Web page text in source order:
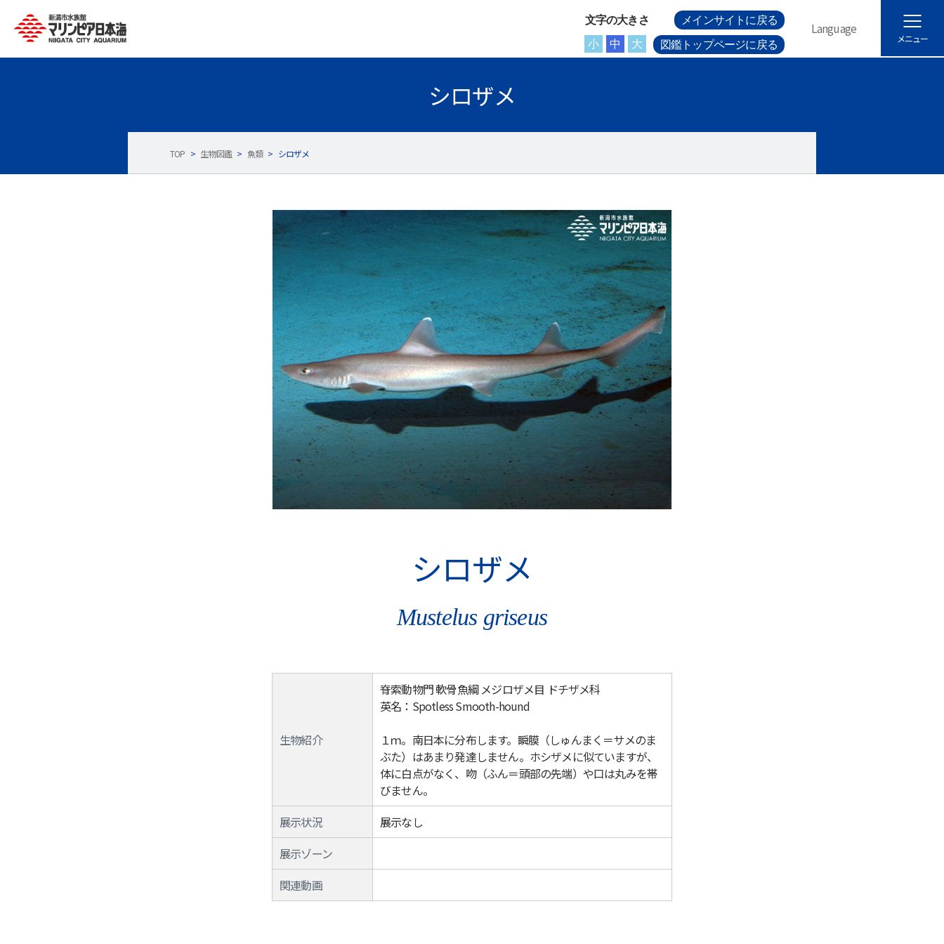
文字の大きさ
小
中 大
メインサイトに戻る
図鑑トップページに戻る
Language
メニュー
シロザメ
TOP > 生物図鑑 > 魚類 > シロザメ
シロザメ
Mustelus griseus
生物紹介
脊索動物門 軟骨魚綱 メジロザメ目 ドチザメ科
英名：Spotless Smooth-hound
１ｍ。南日本に分布します。瞬膜（しゅんまく＝サメのま
ぶた）はあまり発達しません。ホシザメに似ていますが、
体に白点がなく、吻（ふん＝頭部の先端）や口は丸みを帯
びません。
展示状況
展示なし
展示ゾーン
関連動画